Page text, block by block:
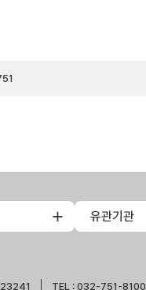
유관기관
TEL : 032-751-8100